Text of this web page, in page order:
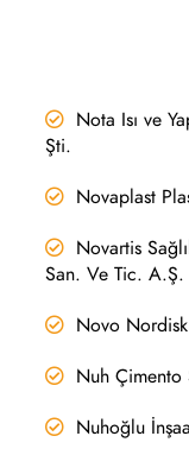
Nota Isı ve
Şti.
Novaplast
Novartis
San. Ve Tic. A.Ş.
Novo
Nuh Çimento
Nuhoğlu